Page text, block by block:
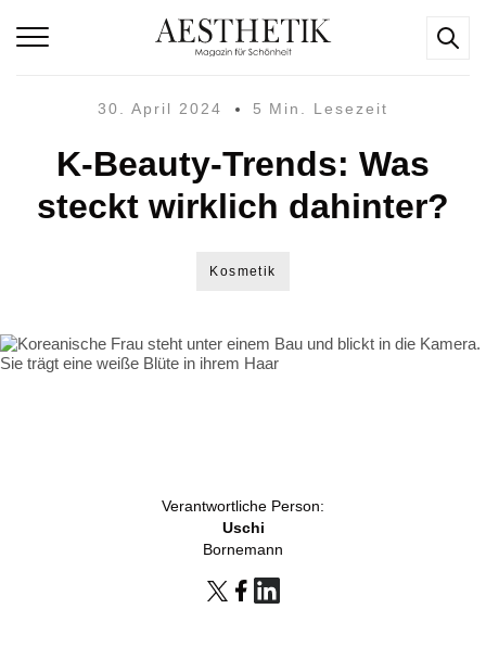
30. April 2024 5 Min. Lesezeit
K-Beauty-Trends: Was
steckt wirklich dahinter?
Kosmetik
Verantwortliche Person:
Uschi
Bornemann